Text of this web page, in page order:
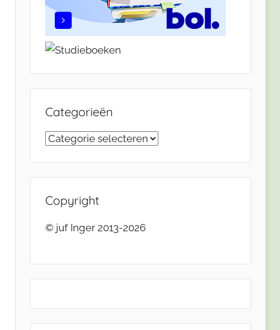
Categorieën
Categorieën
Copyright
© juf Inger 2013-2026